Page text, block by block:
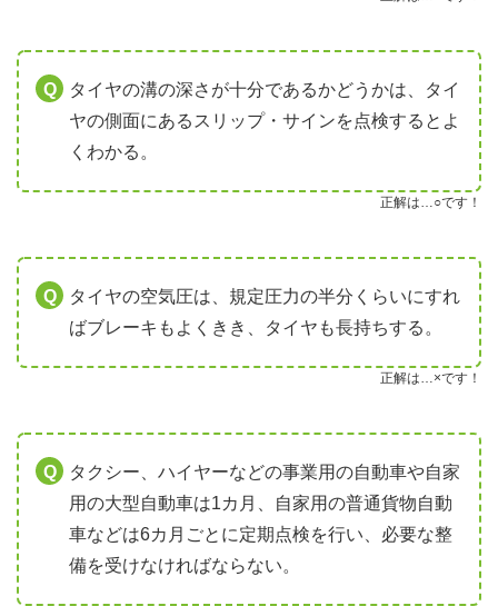
タイヤの溝の深さが十分であるかどうかは、タイ
ヤの側面にあるスリップ・サインを点検するとよ
くわかる。
正解は…○です！
タイヤの空気圧は、規定圧力の半分くらいにすれ
ばブレーキもよくきき、タイヤも長持ちする。
正解は…×です！
タクシー、ハイヤーなどの事業用の自動車や自家
用の大型自動車は1カ月、自家用の普通貨物自動
車などは6カ月ごとに定期点検を行い、必要な整
備を受けなければならない。